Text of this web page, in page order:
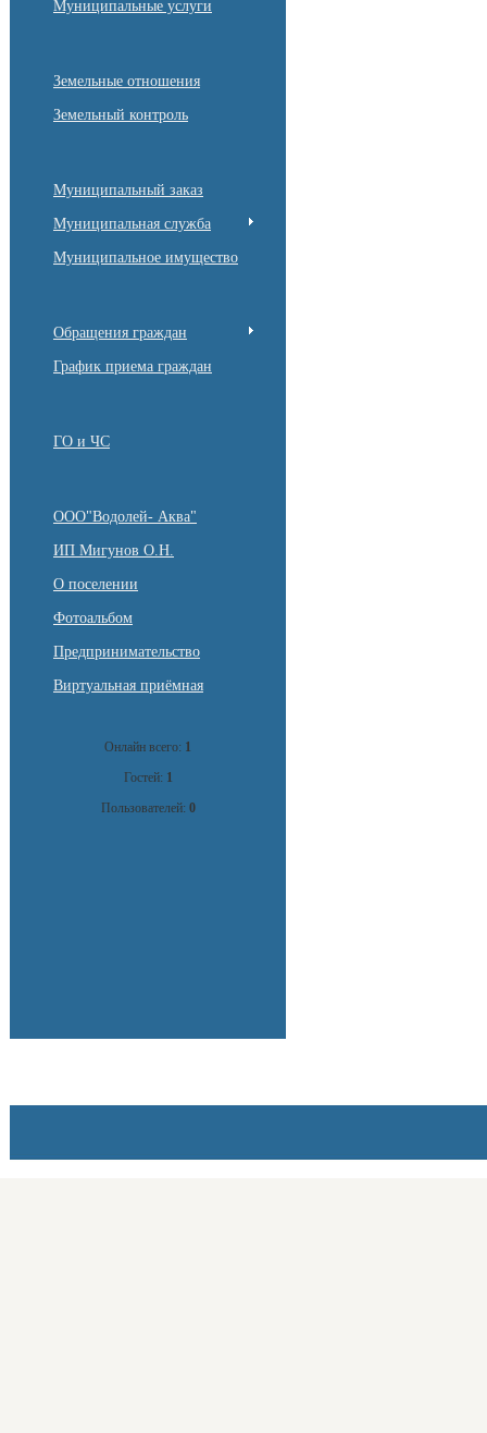
Муниципальные услуги
Земельные отношения
Земельный контроль
Муниципальный заказ
Муниципальная служба
Муниципальное имущество
Обращения граждан
График приема граждан
ГО и ЧС
ООО"Водолей- Аква"
ИП Мигунов О.Н.
О поселении
Фотоальбом
Предпринимательство
Виртуальная приёмная
Онлайн всего: 1
Гостей: 1
Пользователей: 0